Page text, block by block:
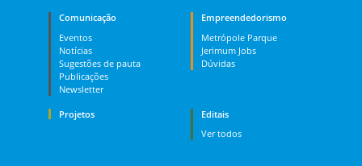
Comunicação
Eventos
Notícias
Sugestões de pauta
Publicações
Newsletter
Empreendedorismo
Metrópole Parque
Jerimum Jobs
Dúvidas
Projetos
Editais
Ver todos